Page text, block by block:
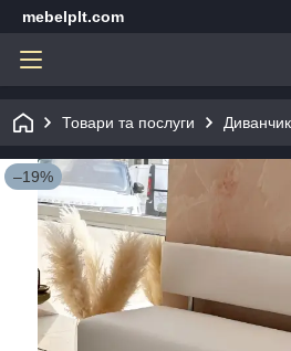
mebelplt.com
Товари та послуги
–19%